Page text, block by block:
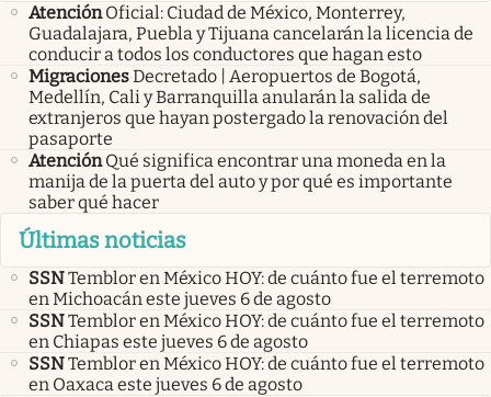
Atención Oficial: Ciudad de México, Monterrey,
Guadalajara, Puebla y Tijuana cancelarán la licencia de
conducir a todos los conductores que hagan esto
MigracionesDecretado | Aeropuertos de Bogotá,
Medellín, Cali y Barranquilla anularán la salida de
extranjeros que hayan postergado la renovación del
pasaporte
Atención Qué significa encontrar una moneda en la
manija de la puerta del auto y por qué es importante
saber qué hacer
Últimas noticias
SSNTemblor en México HOY: de cuánto fue el terremoto
en Michoacán este jueves 6 de agosto
SSNTemblor en México HOY: de cuánto fue el terremoto
en Chiapas este jueves 6 de agosto
SSNTemblor en México HOY: de cuánto fue el terremoto
en Oaxaca este jueves 6 de agosto